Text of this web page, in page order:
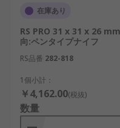
在庫あり
RS PRO 31 x 31 x 26
向:ペンタイプナイフ
RS品番 282-818
1個小計：
￥4,162.00(税抜)
数量